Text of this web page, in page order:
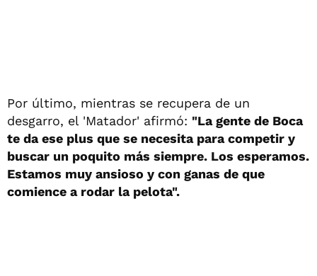
Por último, mientras se recupera de un
desgarro, el 'Matador' afirmó: "La gente de Boca
te da ese plus que se necesita para competir y
buscar un poquito más siempre. Los esperamos.
Estamos muy ansioso y con ganas de que
comience a rodar la pelota".